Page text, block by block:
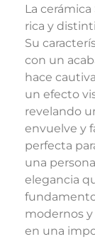
La
rica y
Su
con un
hace
un efecto
revelando
envuelve y
perfecta
una
elegancia
modernos
en una